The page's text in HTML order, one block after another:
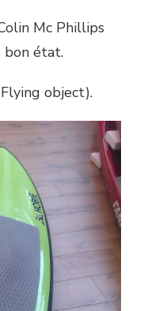
Mc Phillips
bon état.
object).